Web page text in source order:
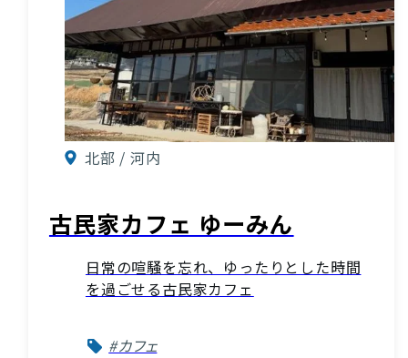
北部 / 河内
古民家カフェ ゆーみん
日常の喧騒を忘れ、ゆったりとした時間
を過ごせる古民家カフェ
#カフェ